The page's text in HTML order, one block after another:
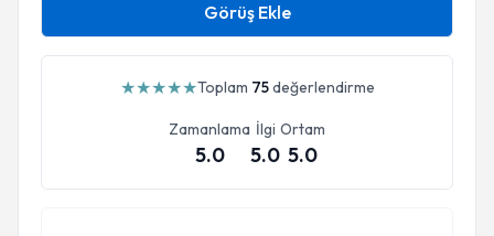
Görüş Ekle
★★★★★Toplam 75değerlendirme
Zamanlama
5.0
İlgi
5.0
Ortam
5.0